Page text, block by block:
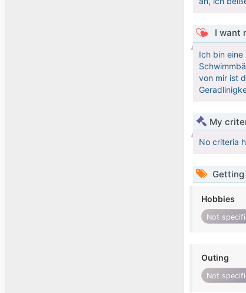
I want
Ich bin eine
von mir ist
My
No criteria
Hobbies
Not
Outing
Not